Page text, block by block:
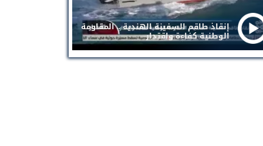
إنقاذ طاقم السفينة الهندية .. المقاومة
الوطنية كفاءة واقتدار